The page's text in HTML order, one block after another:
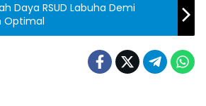
Daya RSUD Labuha Demi
Optimal